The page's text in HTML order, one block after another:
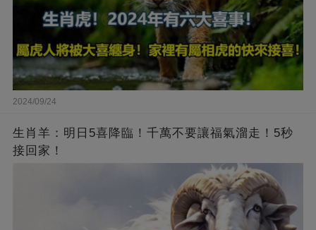
2024/09/24
生肖羊：明日5喜降臨！千萬不要讓福氣溜走！5秒
接回家！